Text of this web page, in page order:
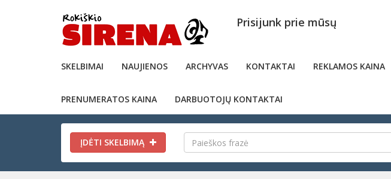
Prisijunk prie mūsų
SKELBIMAI NAUJIENOS ARCHYVAS KONTAKTAI REKLAMOS KAINA
PRENUMERATOS KAINA DARBUOTOJŲ KONTAKTAI
ĮDĖTI SKELBIMĄ